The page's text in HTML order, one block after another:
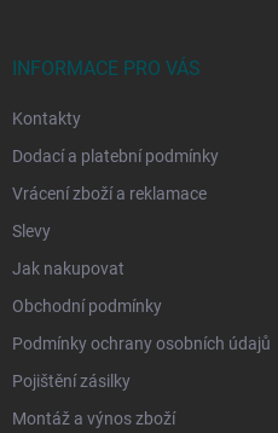
INFORMACE PRO VÁS
Kontakty
Dodací a platební podmínky
Vrácení zboží a reklamace
Slevy
Jak nakupovat
Obchodní podmínky
Podmínky ochrany osobních údajů
Pojištění zásilky
Montáž a výnos zboží